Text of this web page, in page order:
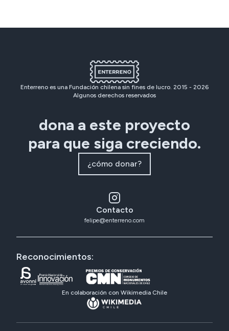
Enterreno es una Fundación chilena sin fines de lucro. 2015 - 2026
Algunos derechos reservados
dona a este proyecto
para que siga creciendo.
¿cómo donar?
Contacto
felipe@enterreno.com
Reconocimientos:
En colaboración con Wikimedia Chile